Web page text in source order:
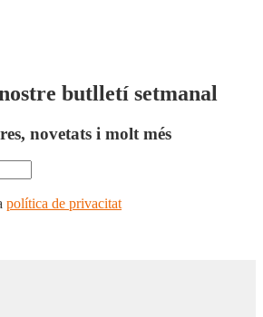
butlletí setmanal
novetats i molt més
política de privacitat